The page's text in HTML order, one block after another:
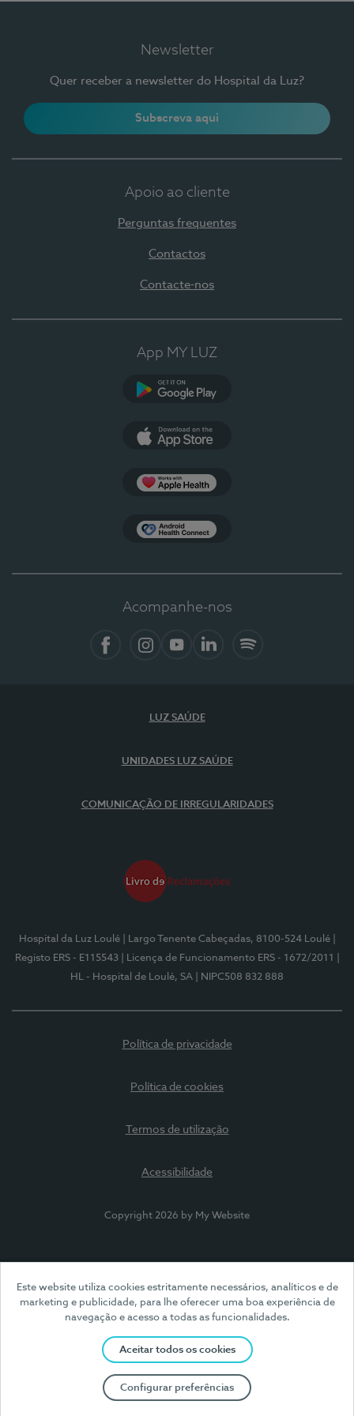
Este website utiliza cookies estritamente necessários, analíticos e de
marketing e publicidade, para lhe oferecer uma boa experiência de
navegação e acesso a todas as funcionalidades.
Aceitar todos os cookies
Configurar preferências
Newsletter
Quer receber a newsletter do Hospital da Luz?
Subscreva aqui
Apoio ao cliente
Perguntas frequentes
Contactos
Contacte-nos
App MY LUZ
Acompanhe-nos
LUZ SAÚDE
UNIDADES LUZ SAÚDE
COMUNICAÇÃO DE IRREGULARIDADES
Hospital da Luz Loulé | Largo Tenente Cabeçadas, 8100-524 Loulé
Registo ERS - E115543
| Licença de Funcionamento ERS - 1672/2011
HL - Hospital de Loulé, SA
| NIPC508 832 888
Política de privacidade
Política de cookies
Termos de utilização
Acessibilidade
Copyright 2026 by My Website